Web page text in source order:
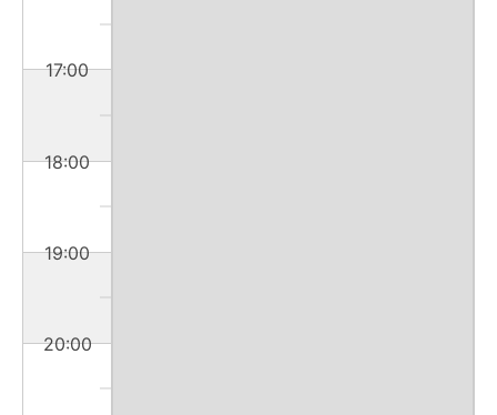
17:00
18:00
19:00
20:00